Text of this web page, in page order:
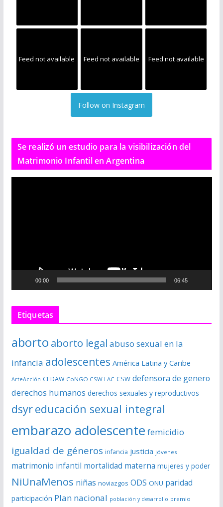
Feed not available Feed not available Feed not available
Follow on Instagram
Se realizó un estudio para la visibilización del
Matrimonio Infantil en Argentina
c
r
v
e
o
00:00 06:45
Etiquetas
aborto aborto legal abuso sexual en la
infancia adolescentes América Latina y Caribe
ArteAcción CEDAW CoNGO CSW LAC CSW defensora de genero
derechos humanos derechos sexuales y reproductivos
dsyreducación sexual integral
embarazo adolescente femicidio
igualdad de géneros infancia justicia jóvenes
matrimonio infantil mortalidad materna mujeres y poder
NiUnaMenos niñas noviazgos ODS ONU paridad
participación Plan nacional población y desarrollo premio